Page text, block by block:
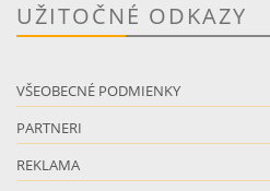
UŽITOČNÉ ODKAZY
VŠEOBECNÉ PODMIENKY
PARTNERI
REKLAMA